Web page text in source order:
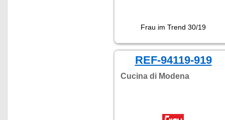
Frau im Trend 30/19
REF-94119-919
Cucina di Modena